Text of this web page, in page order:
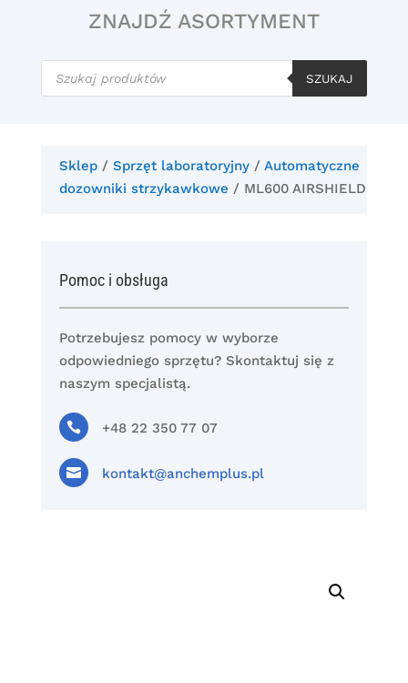
ZNAJDŹ ASORTYMENT
Wyszukiwarka
produktów
SZUKAJ
Sklep/ Sprzęt laboratoryjny/ Automatyczne
dozowniki strzykawkowe / ML600 AIRSHIELD
Pomoc i obsługa
Potrzebujesz pomocy w wyborze
odpowiedniego sprzętu? Skontaktuj się z
naszym specjalistą.
 +48 22 350 77 07
 kontakt@anchemplus.pl